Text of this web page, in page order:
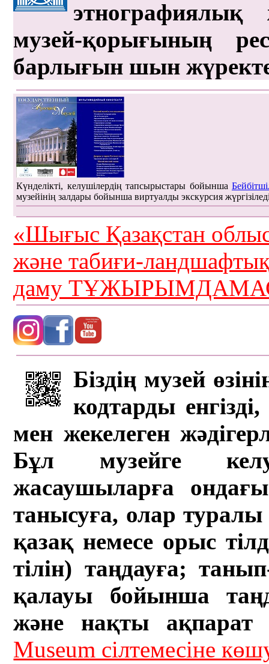
этнографиялық
музей-қорығының
барлығын шын
Күнделікті, келушілердің тапсырыстары бойынша
музейінің залдары бойынша виртуалды экскурсия
«Шығыс Қазақстан
және табиғи-
даму
Біздің музей
кодтарды
мен жекелеген
Бұл музейге
жасаушыларға
танысуға, олар туралы
қазақ немесе орыс
тілін) таңдауға;
қалауы бойынша
және нақты ақпарат
Museum сілтемесіне